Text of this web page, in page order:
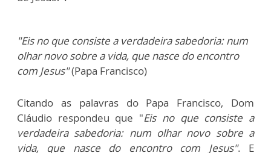
"Eis no que consiste a verdadeira sabedoria: num
olhar novo sobre a vida, que nasce do encontro
com Jesus"(Papa Francisco)
Citando as palavras do Papa Francisco, Dom
Cláudio respondeu que "Eis no que consiste a
verdadeira sabedoria: num olhar novo sobre a
vida, que nasce do encontro com Jesus". E